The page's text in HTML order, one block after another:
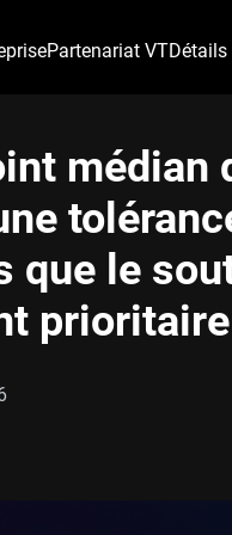
Partenariat VTDétails
médian
que le
prioritaire